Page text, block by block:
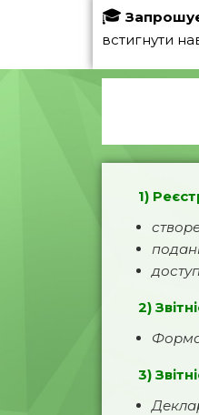
🎓
встигнути
1)
2)
Форма
3)